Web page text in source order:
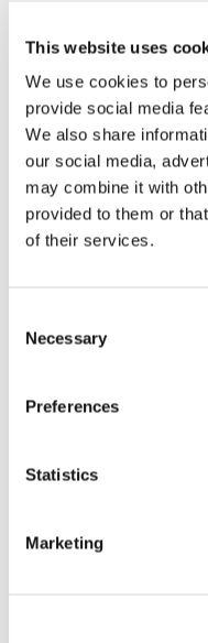
This website uses
We use cookies to
provide social media
We also share
our social media,
may combine it with
provided to them or
of their services.
Selection
Necessary
Preferences
Statistics
Marketing
Artikkelissa
harkittava uudelleen
Yhdysvalloissa vaan
eurooppalaiset ja
joutua kärsimään,
Makrillikannat
Meriasiantuntijat
Koillis-Atlantin